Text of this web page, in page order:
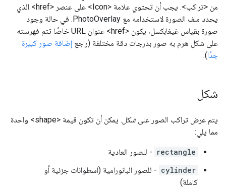
من <تراكب>. يجب أن تحتوي علامة <Icon> على عنصر <href> الذي
يحدد ملف الصورة لاستخدامه مع PhotoOverlay. في حالة وجود
صورة بقياس غيغابكسل، يكون <href> عنوان URL خاصًا تتم فهرسته
على شكل هرم به صور بدرجات دقة مختلفة (راجع إضافة صور كبيرة
جدًا).
شكل
يتم عرض تراكب الصور علىشكل
. يمكن أن تكون قيمة <shape> واحدة
مما يلي:
rectangle - للصور العادية
cylinder - للصور البانورامية (اسطوانات جزئية أو
كاملة)